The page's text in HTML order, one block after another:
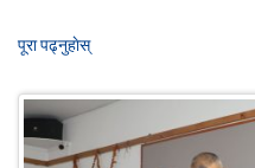
पूरा पढ्नुहाेस्